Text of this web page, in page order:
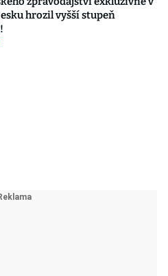
hrozil vyšší stupeň